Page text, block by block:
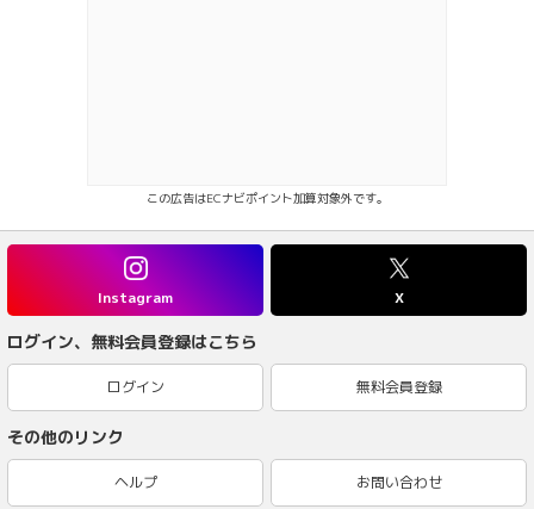
この広告はECナビポイント加算対象外です。
Instagram X
ログイン、無料会員登録はこちら
ログイン 無料会員登録
その他のリンク
ヘルプ お問い合わせ